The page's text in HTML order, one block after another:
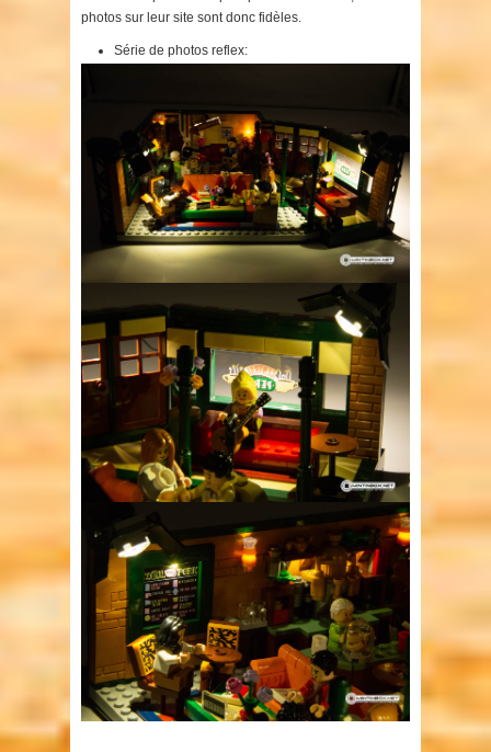
photos sur leur site sont donc fidèles.
Série de photos reflex: